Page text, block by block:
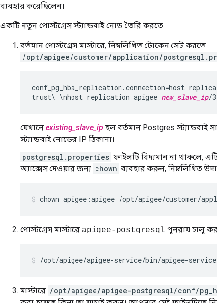
ব্যবহার করেছিলেন।
একটি নতুন পোস্টগ্রেস স্ট্যান্ডবাই নোড তৈরি করতে:
বর্তমান পোস্টগ্রেস মাস্টারে, নিম্নলিখিত টোকেন সেট করতে
/opt/apigee/customer/application/
conf_pg_hba_replication.connection=host
trust\ \nhost replication apigee new_slave_ip/
যেখানে existing_slave_ip হল বর্তমান Postgres স্ট্যান্ডবাই
স্ট্যান্ডবাই নোডের IP ঠিকানা।
postgresql.properties ফাইলটি বিদ্যমান না থাকলে,
অ্যাক্সেস দেওয়ার জন্য chown ব্যবহার করুন, নিম্নলিখিত
chown apigee:apigee /opt/apigee/customer/
পোস্টগ্রেস মাস্টারে apigee-postgresql পুনরায় চালু
/opt/apigee/apigee-service/bin/apigee-
মাস্টারে /opt/apigee/apigee-postgresql/conf/